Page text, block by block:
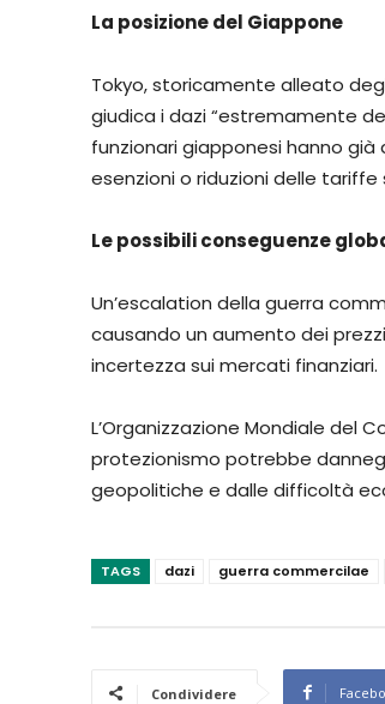
La posizione del Giappone
Tokyo, storicamente alleato
giudica i dazi “estremamente
funzionari giapponesi hanno
esenzioni o riduzioni delle
Le possibili conseguenze
Un’escalation della guerra
causando un aumento dei
incertezza sui mercati finanziari.
L’Organizzazione Mondiale del
protezionismo potrebbe
geopolitiche e dalle difficoltà
TAGS dazi guerra commercilae
Condividere